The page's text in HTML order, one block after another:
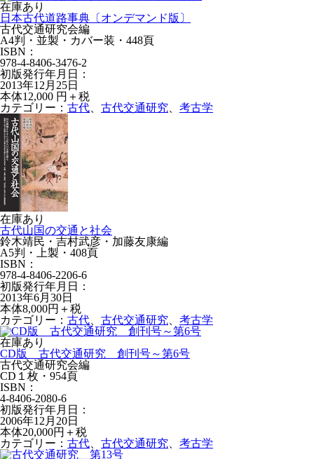
在庫あり
日本古代道路事典〔オンデマンド版〕
古代交通研究会編
A4判・並製・カバー装・448頁
ISBN：
978-4-8406-3476-2
初版発行年月日：
2013年12月25日
本体12,000 円＋税
カテゴリー： 古代 古代交通研究 考古学
在庫あり
古代山国の交通と社会
鈴木靖民・吉村武彦・加藤友康編
A5判・上製・408頁
ISBN：
978-4-8406-2206-6
初版発行年月日：
2013年6月30日
本体8,000円＋税
カテゴリー： 古代 古代交通研究
考古学
在庫あり
CD版 古代交通研究 創刊号～第6号
古代交通研究会編
CD１枚・954頁
ISBN：
4-8406-2080-6
初版発行年月日：
2006年12月20日
本体20,000円＋税
カテゴリー： 古代 古代交通研究
考古学